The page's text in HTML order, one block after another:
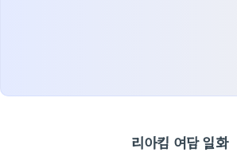
리아킴 여담 일화